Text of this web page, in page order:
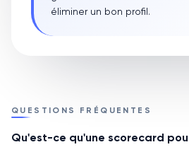
éliminer un bon profil.
QUESTIONS FRÉQUENTES
Qu'est-ce qu'une scorecard